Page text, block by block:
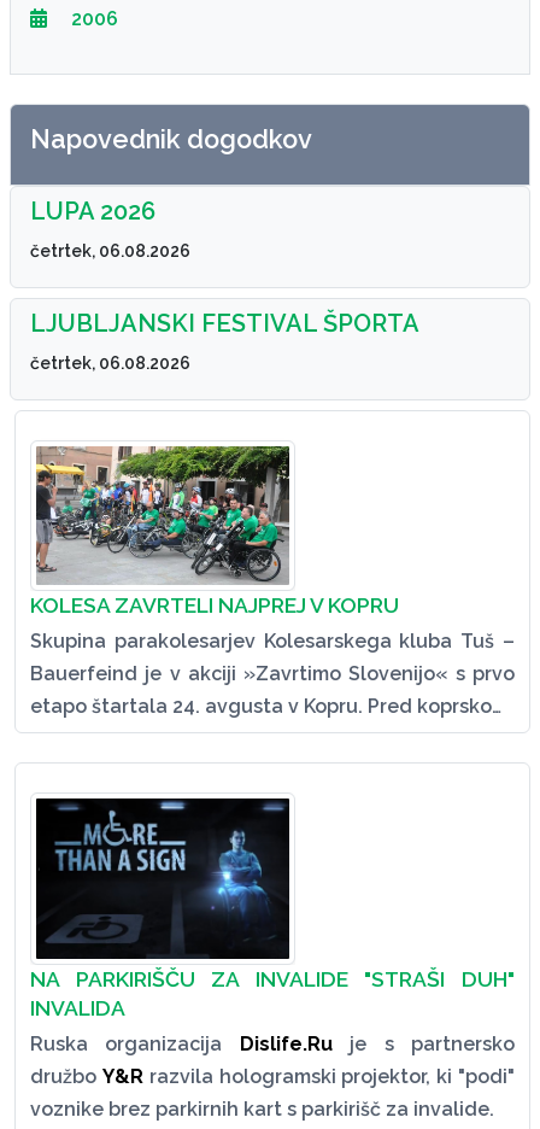
2006
Napovednik dogodkov
LUPA 2026
četrtek, 06.08.2026
LJUBLJANSKI FESTIVAL ŠPORTA
četrtek, 06.08.2026
KOLESA ZAVRTELI NAJPREJ V KOPRU
Skupina parakolesarjev Kolesarskega kluba Tuš –
Bauerfeind je v akciji »Zavrtimo Slovenijo« s prvo
etapo štartala 24. avgusta v Kopru. Pred koprsko…
NA PARKIRIŠČU ZA INVALIDE "STRAŠI DUH"
INVALIDA
Ruska organizacija Dislife.Ruje s partnersko
družbo Y&R razvila hologramski projektor, ki "podi"
voznike brez parkirnih kart s parkirišč za invalide.